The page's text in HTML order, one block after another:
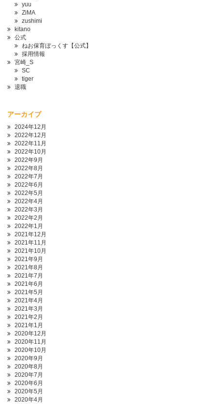
yuu
ZiMA
zushimi
kitano
公式
ねお保育ぼっくす【公式】
採用情報
宮崎_S
SC
tiger
退職
アーカイブ
2024年12月
2022年12月
2022年11月
2022年10月
2022年9月
2022年8月
2022年7月
2022年6月
2022年5月
2022年4月
2022年3月
2022年2月
2022年1月
2021年12月
2021年11月
2021年10月
2021年9月
2021年8月
2021年7月
2021年6月
2021年5月
2021年4月
2021年3月
2021年2月
2021年1月
2020年12月
2020年11月
2020年10月
2020年9月
2020年8月
2020年7月
2020年6月
2020年5月
2020年4月